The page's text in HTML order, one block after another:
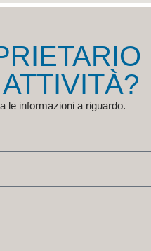
le informazioni a riguardo.